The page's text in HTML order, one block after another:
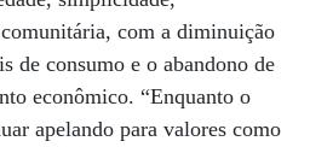
com a diminuição
de consumo e o abandono de
econômico. “Enquanto o
apelando para valores como